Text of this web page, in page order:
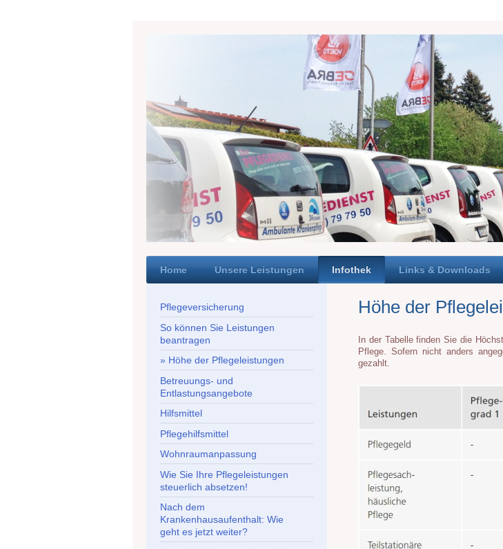
Home Unsere Leistungen Infothek Links & Downloads
Höhe der
In der Tabelle finden Sie die
Pflege. Sofern nicht anders
gezahlt.
Pflegeversicherung
So können Sie Leistungen
beantragen
Höhe der Pflegeleistungen
Betreuungs- und
Entlastungsangebote
Hilfsmittel
Pflegehilfsmittel
Wohnraumanpassung
Wie Sie Ihre Pflegeleistungen
steuerlich absetzen!
Nach dem
Krankenhausaufenthalt: Wie
geht es jetzt weiter?